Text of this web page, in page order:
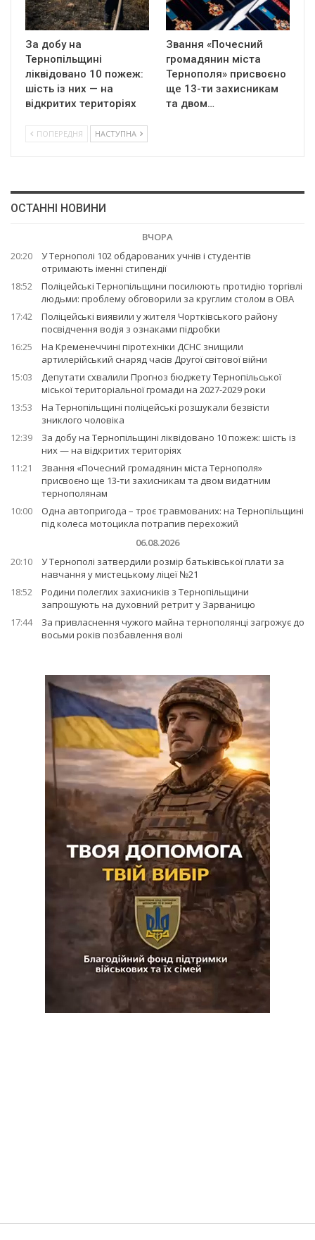
За добу на
Тернопільщині
ліквідовано 10 пожеж:
шість із них — на
відкритих територіях
Звання «Почесний
громадянин міста
Тернополя» присвоєно
ще 13-ти захисникам
та двом…
ПОПЕРЕДНЯ НАСТУПНА
ОСТАННІ НОВИНИ
ВЧОРА
20:20
У Тернополі 102 обдарованих учнів і студентів
отримають іменні стипендії
18:52
Поліцейські Тернопільщини посилюють протидію торгівлі
людьми: проблему обговорили за круглим столом в ОВА
17:42
Поліцейські виявили у жителя Чортківського району
посвідчення водія з ознаками підробки
16:25
На Кременеччині піротехніки ДСНС знищили
артилерійський снаряд часів Другої світової війни
15:03
Депутати схвалили Прогноз бюджету Тернопільської
міської територіальної громади на 2027-2029 роки
13:53
На Тернопільщині поліцейські розшукали безвісти
зниклого чоловіка
12:39
За добу на Тернопільщині ліквідовано 10 пожеж: шість із
них — на відкритих територіях
11:21
Звання «Почесний громадянин міста Тернополя»
присвоєно ще 13-ти захисникам та двом видатним
тернополянам
10:00
Одна автопригода – троє травмованих: на Тернопільщині
під колеса мотоцикла потрапив перехожий
06.08.2026
20:10
У Тернополі затвердили розмір батьківської плати за
навчання у мистецькому ліцеї №21
18:52
Родини полеглих захисників з Тернопільщини
запрошують на духовний ретрит у Зарваницю
17:44
За привласнення чужого майна тернополянці загрожує до
восьми років позбавлення волі